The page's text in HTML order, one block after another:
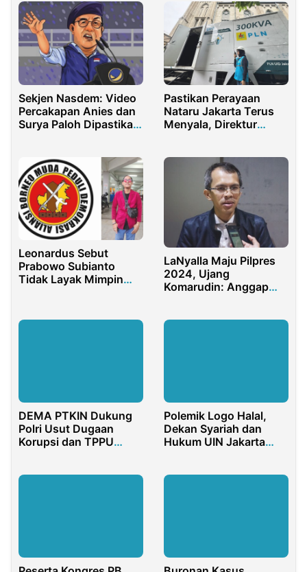
Sekjen Nasdem: Video
Percakapan Anies dan
Surya Paloh Dipastikan
Pastikan Perayaan
Nataru Jakarta Terus
Menyala, Direktur
Leonardus Sebut
Prabowo Subianto
Tidak Layak Mimpin
LaNyalla Maju Pilpres
2024, Ujang
Komarudin: Anggap
DEMA PTKIN Dukung
Polri Usut Dugaan
Korupsi dan TPPU
Polemik Logo Halal,
Dekan Syariah dan
Hukum UIN Jakarta